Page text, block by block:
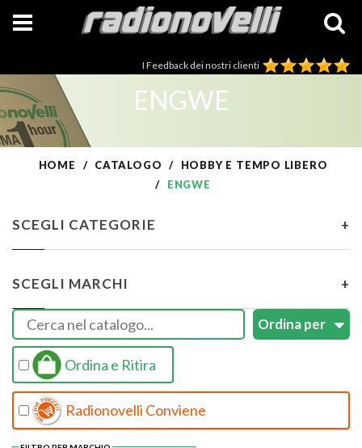
I Feedback dei nostri clienti
ENGWE
HOME CATALOGO
HOBBY E TEMPO LIBERO
ENGWE
SCEGLI CATEGORIE +
SCEGLI MARCHI +
Ordina e Ritira
Radionovelli Conviene